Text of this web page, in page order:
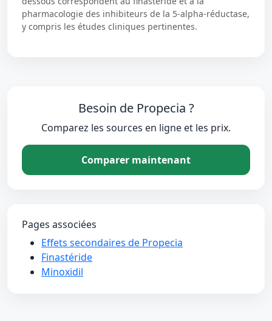
pharmacologie des inhibiteurs de la 5-alpha-réductase,
y compris les études cliniques pertinentes.
Besoin de Propecia ?
Comparez les sources en ligne et les prix.
Comparer maintenant
Pages associées
Effets secondaires de Propecia
Finastéride
Minoxidil